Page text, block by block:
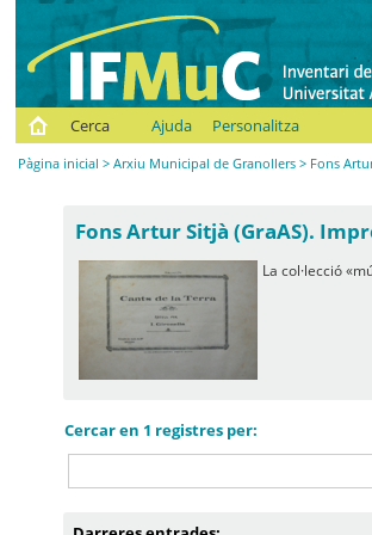
Cerca
Ajuda Personalitza
Pàgina inicial >Arxiu Municipal de Granollers > Fons
Fons Artur Sitjà (GraAS).
La col·lecció
Cercar en 1 registres per: